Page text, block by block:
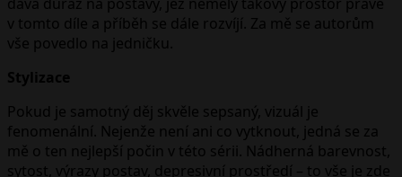
v tomto díle a příběh se dále rozvíjí. Za mě se autorům
vše povedlo na jedničku.
Stylizace
Pokud je samotný děj skvěle sepsaný, vizuál je
fenomenální. Nejenže není ani co vytknout, jedná se za
mě o ten nejlepší počin v této sérii. Nádherná barevnost,
sytost, výrazy postav, depresivní prostředí – to vše je zde